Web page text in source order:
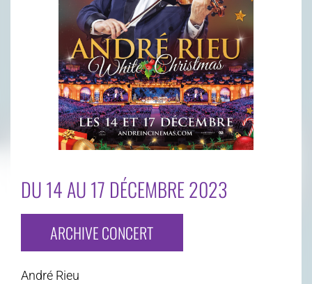
DU 14 AU 17 DÉCEMBRE 2023
ARCHIVE CONCERT
André Rieu